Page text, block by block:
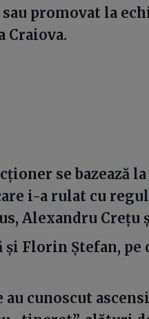
promovat la
Craiova.
se bazează
i-a rulat cu
Alexandru Crețu
și Florin Ștefan,
au cunoscut